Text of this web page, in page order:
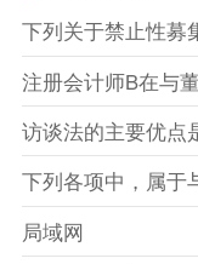
下列关于禁止性募
访谈法的主要优点
局域网